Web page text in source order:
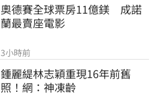
奧德賽全球票房11億鎂　成諾
蘭最賣座電影
3小時前
鍾麗緹林志穎重現16年前舊
照！網：神凍齡